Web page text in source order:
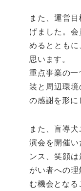
また、運営
げました。
めるととも
思います。
重点事業の
装と周辺環
の感謝を形に
また、盲導
演会を開催
ンス、笑顔
がい者への
む機会となる